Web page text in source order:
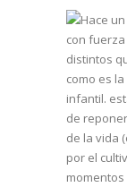
Hace
con
distintos
como es
infantil.
de
de la vida
por el